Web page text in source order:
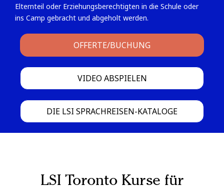
Elternteil oder Erziehungsberechtigten in die Schule oder
ins Camp gebracht und abgeholt werden.
OFFERTE/BUCHUNG
VIDEO ABSPIELEN
DIE LSI SPRACHREISEN-KATALOGE
LSI Toronto Kurse für